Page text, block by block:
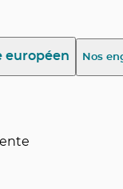
européen Nos